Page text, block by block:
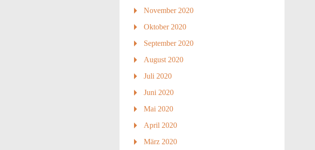
November 2020
Oktober 2020
September 2020
August 2020
Juli 2020
Juni 2020
Mai 2020
April 2020
März 2020